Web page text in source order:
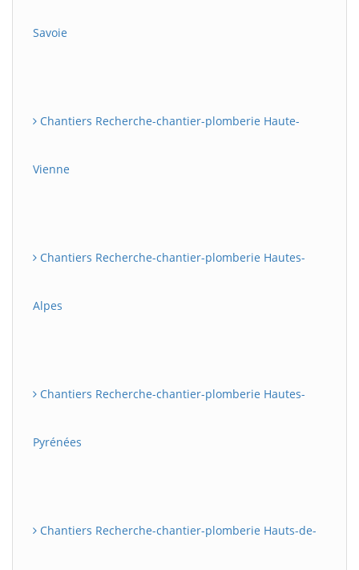
Savoie
Chantiers Recherche-chantier-plomberie Haute-
Vienne
Chantiers Recherche-chantier-plomberie Hautes-
Alpes
Chantiers Recherche-chantier-plomberie Hautes-
Pyrénées
Chantiers Recherche-chantier-plomberie Hauts-de-